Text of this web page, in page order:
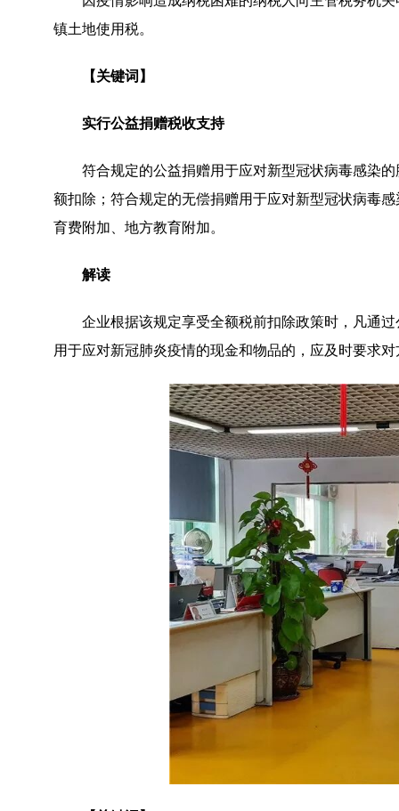
镇土地使用税。
【关键词】
实行公益捐赠税收支持
符合规定的公益捐赠用于应对新型冠状病毒感染
额扣除；符合规定的无偿捐赠用于应对新型冠状病毒
育费附加、地方教育附加。
解读
企业根据该规定享受全额税前扣除政策时，凡通
用于应对新冠肺炎疫情的现金和物品的，应及时要求